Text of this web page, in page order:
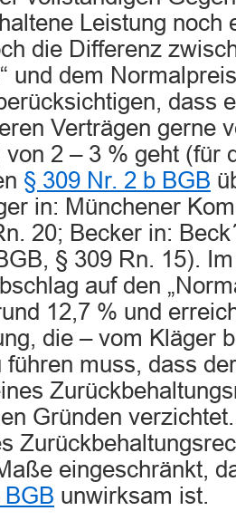
Leistung noch
die Differenz
und dem
dass
Verträgen gerne
von 2 – 3 % geht (für
§ 309 Nr. 2 b BGB
in: Münchener
20; Becker in:
§ 309 Rn. 15).
auf den
12,7 % und
die – vom Kläger
führen muss, dass
Gründen
eingeschränkt,
BGB unwirksam ist.